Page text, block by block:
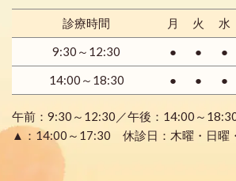
診療時間 月 火 水
9:30～12:30
● ● ●
14:00～18:30
● ● ●
午前：9:30～12:30／午後：14:00～
▲：14:00～17:30 休診日：木曜・日曜